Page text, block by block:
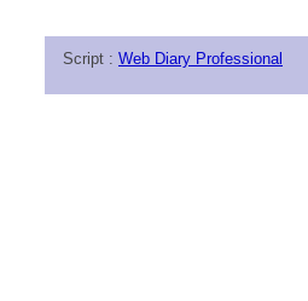
Script : Web Diary Professional